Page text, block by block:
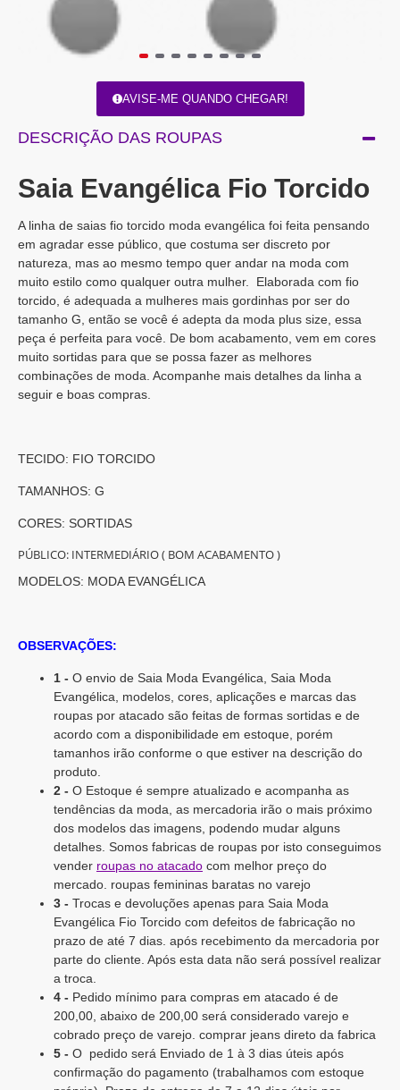
AVISE-ME QUANDO CHEGAR!
DESCRIÇÃO DAS ROUPAS
Saia Evangélica Fio Torcido
A linha de saias fio torcido moda evangélica foi feita pensando
em agradar esse público, que costuma ser discreto por
natureza, mas ao mesmo tempo quer andar na moda com
muito estilo como qualquer outra mulher. Elaborada com fio
torcido, é adequada a mulheres mais gordinhas por ser do
tamanho G, então se você é adepta da moda plus size, essa
peça é perfeita para você. De bom acabamento, vem em cores
muito sortidas para que se possa fazer as melhores
combinações de moda. Acompanhe mais detalhes da linha a
seguir e boas compras.
TECIDO: FIO TORCIDO
TAMANHOS: G
CORES: SORTIDAS
PÚBLICO: INTERMEDIÁRIO ( BOM ACABAMENTO )
MODELOS: MODA EVANGÉLICA
OBSERVAÇÕES:
1 - O envio de Saia Moda Evangélica, Saia Moda
Evangélica, modelos, cores, aplicações e marcas das
roupas por atacado são feitas de formas sortidas e de
acordo com a disponibilidade em estoque, porém
tamanhos irão conforme o que estiver na descrição do
produto.
2 - O Estoque é sempre atualizado e acompanha as
tendências da moda, as mercadoria irão o mais próximo
dos modelos das imagens, podendo mudar alguns
detalhes. Somos fabricas de roupas por isto conseguimos
vender roupas no atacado com melhor preço do
mercado. roupas femininas baratas no varejo
3 - Trocas e devoluções apenas para Saia Moda
Evangélica Fio Torcido com defeitos de fabricação no
prazo de até 7 dias. após recebimento da mercadoria por
parte do cliente. Após esta data não será possível realizar
a troca.
4 - Pedido mínimo para compras em atacado é de
200,00, abaixo de 200,00 será considerado varejo e
cobrado preço de varejo. comprar jeans direto da fabrica
5 - O pedido será Enviado de 1 à 3 dias úteis após
confirmação do pagamento (trabalhamos com estoque